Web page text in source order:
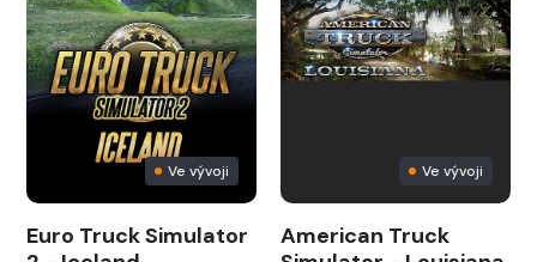
Ve vývoji
Euro Truck Simulator
Ve vývoji
American Truck